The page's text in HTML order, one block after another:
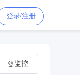
登录/注册
监控